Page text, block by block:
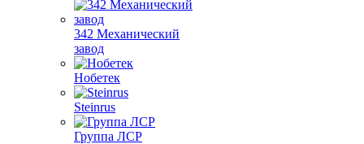
342 Механический
завод
Нобетек
Steinrus
Группа ЛСР